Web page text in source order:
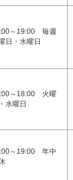
～19:00 毎週
日・水曜日
～18:00 火曜
水曜日
～19:00 年中